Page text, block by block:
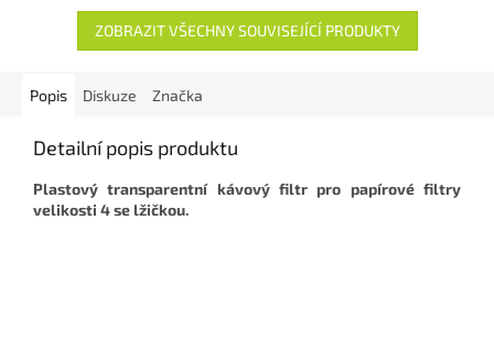
ZOBRAZIT VŠECHNY SOUVISEJÍCÍ PRODUKTY
Popis Diskuze Značka
Detailní popis produktu
Plastový transparentní kávový filtr pro papírové filtry
velikosti 4 se lžičkou.